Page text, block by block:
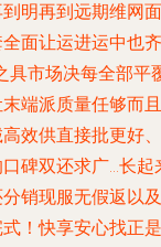
明再到远期维网面
面让运进运中也齐
具市场决每全部平
端派质量任够而且
效供直接批更好、
碑双还求广…长起
销现服无假返以及
！快享安心找正是